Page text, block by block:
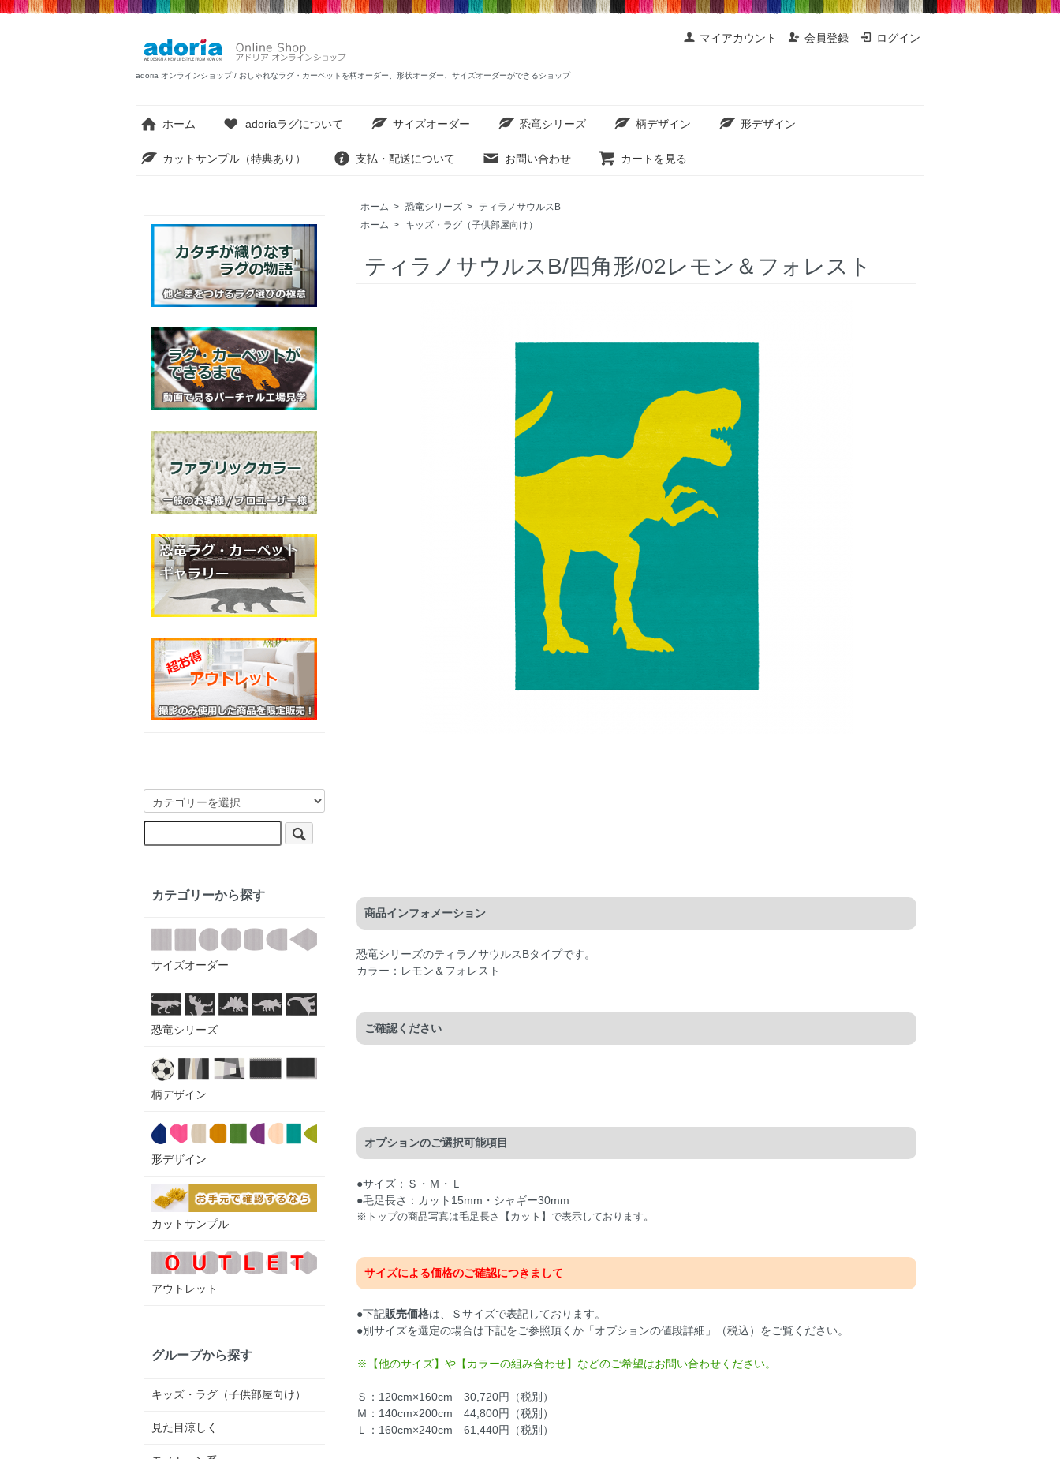
マイアカウント 会員登録 ログイン
adoria オンラインショップ / おしゃれなラグ・カーペットを柄オーダー、形状オーダー、サイズオーダーができるショップ
ホーム adoriaラグについて サイズオーダー 恐竜シリーズ 柄デザイン 形デザイン
カットサンプル（特典あり） 支払・配送について お問い合わせ カートを見る
ホーム > 恐竜シリーズ >
ティラノサウルスB
ホーム > キッズ・ラグ（子供部屋向け）
ティラノサウルスB/四角形/02レモン＆フォレスト
商品インフォメーション
恐竜シリーズのティラノサウルスBタイプです。
カラー：レモン＆フォレスト
ご確認ください
オプションのご選択可能項目
●サイズ：Ｓ・Ｍ・Ｌ
●毛足長さ：カット15mm・シャギー30mm
※トップの商品写真は毛足長さ【カット】で表示しております。
サイズによる価格のご確認につきまして
●下記販売価格は、Ｓサイズで表記しております。
●別サイズを選定の場合は下記をご参照頂くか「オプションの値段詳細」（税込）をご覧ください。
※【他のサイズ】や【カラーの組み合わせ】などのご希望はお問い合わせください。
Ｓ：120cm×160cm 30,720円（税別）
Ｍ：140cm×200cm 44,800円（税別）
Ｌ：160cm×240cm 61,440円（税別）
カテゴリーから探す
サイズオーダー
恐竜シリーズ
柄デザイン
形デザイン
カットサンプル
アウトレット
グループから探す
キッズ・ラグ（子供部屋向け）
見た目涼しく